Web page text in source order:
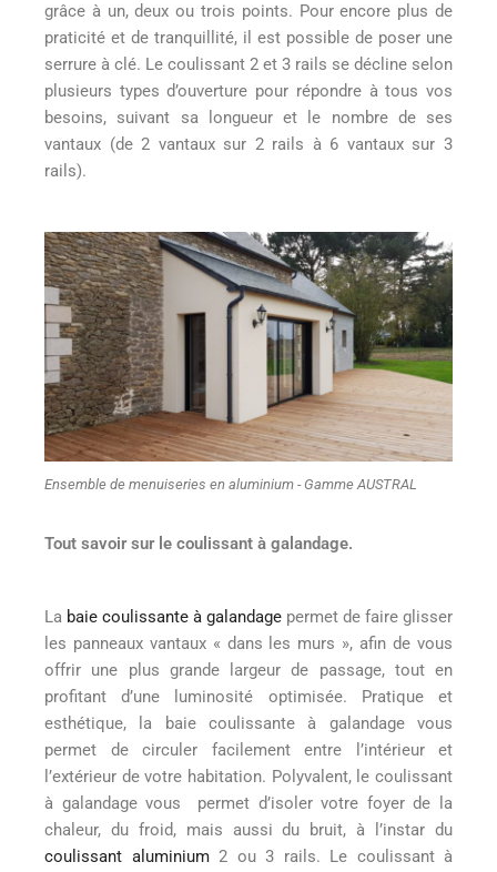
grâce à un, deux ou trois points. Pour encore plus de
praticité et de tranquillité, il est possible de poser une
serrure à clé. Le coulissant 2 et 3 rails se décline selon
plusieurs types d’ouverture pour répondre à tous vos
besoins, suivant sa longueur et le nombre de ses
vantaux (de 2 vantaux sur 2 rails à 6 vantaux sur 3
rails).
Ensemble de menuiseries en aluminium - Gamme AUSTRAL
Tout savoir sur le coulissant à galandage.
La baie coulissante à galandage permet de faire glisser
les panneaux vantaux « dans les murs », afin de vous
offrir une plus grande largeur de passage, tout en
profitant d’une luminosité optimisée. Pratique et
esthétique, la baie coulissante à galandage vous
permet de circuler facilement entre l’intérieur et
l’extérieur de votre habitation. Polyvalent, le coulissant
à galandage vous permet d’isoler votre foyer de la
chaleur, du froid, mais aussi du bruit, à l’instar du
coulissant aluminium2 ou 3 rails. Le coulissant à